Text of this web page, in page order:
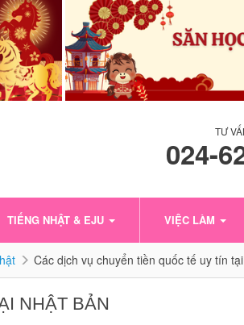
TƯ
024-
TIẾNG NHẬT & EJU VIỆC LÀM
Các dịch vụ chuyển tiền quốc tế uy tín
NHẬT BẢN